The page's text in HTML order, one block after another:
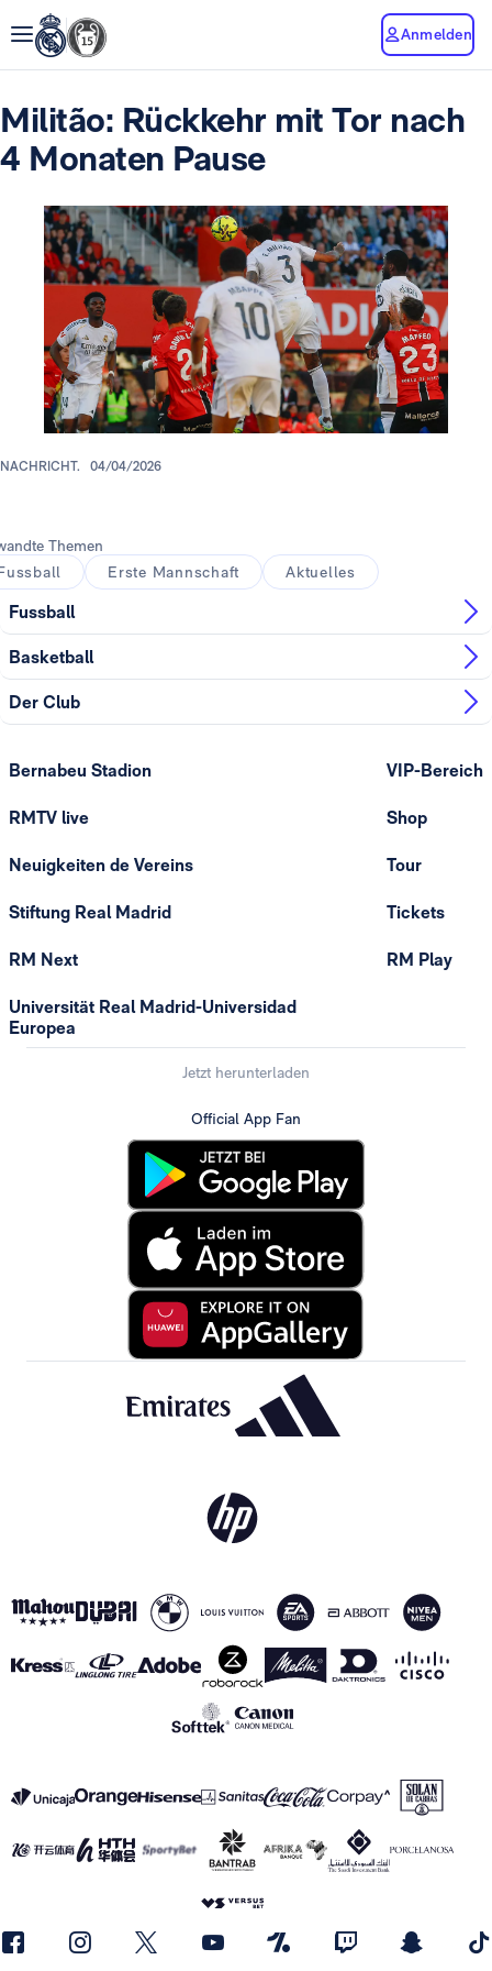
Anmelden
Militão: Rückkehr mit Tor nach
4 Monaten Pause
NACHRICHT. 04/04/2026
Themen
Erste Mannschaft Aktuelles
Fussball
Basketball
Der Club
Bernabeu Stadion
RMTV live
Neuigkeiten de Vereins
Stiftung Real Madrid
RM Next
Universität Real Madrid-Universidad
Europea
VIP-Bereich
Shop
Tour
Tickets
RM Play
Jetzt herunterladen
Official App Fan